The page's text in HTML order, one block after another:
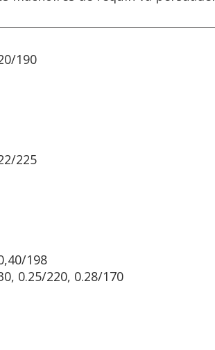
190
225
198
0.25/220, 0.28/170